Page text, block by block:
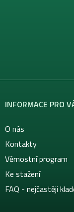
INFORMACE PRO
O nás
Kontakty
Věrnostní program
Ke stažení
FAQ - nejčastěji